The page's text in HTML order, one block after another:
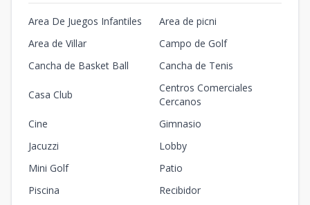
Area De Juegos Infantiles
Area de picni
Area de Villar
Campo de Golf
Cancha de Basket Ball
Cancha de Tenis
Casa Club
Centros Comerciales
Cercanos
Cine
Gimnasio
Jacuzzi
Lobby
Mini Golf
Patio
Piscina
Recibidor